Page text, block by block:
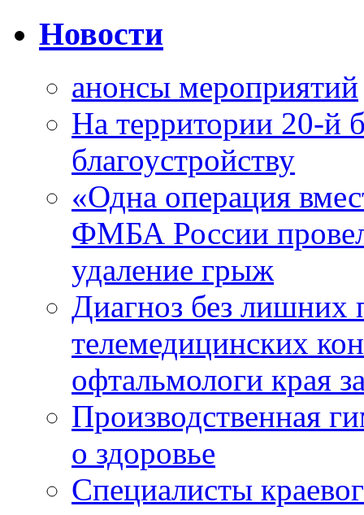
Новости
анонсы мероприятий
На территории 20-й
благоустройству
«Одна операция
ФМБА России
удаление грыж
Диагноз без лишних
телемедицинских
офтальмологи края
Производственная
о здоровье
Специалисты